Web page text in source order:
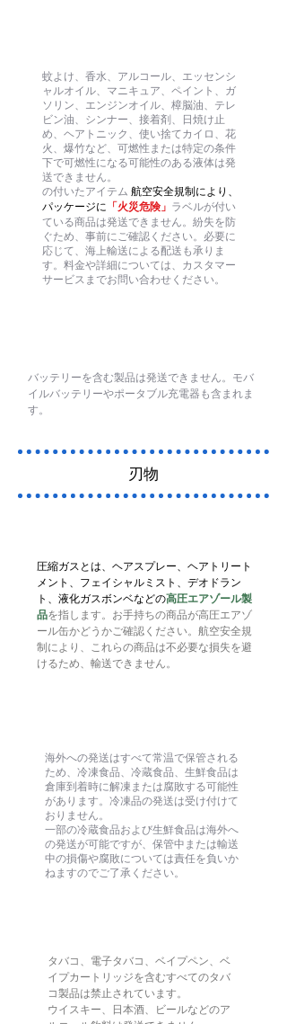
蚊よけ、香水、アルコール、エッセンシ
ャルオイル、マニキュア、ペイント、ガ
ソリン、エンジンオイル、樟脳油、テレ
ビン油、シンナー、接着剤、日焼け止
め、ヘアトニック、使い捨てカイロ、花
火、爆竹など、可燃性または特定の条件
下で可燃性になる可能性のある液体は発
送できません。
の付いたアイテム 航空安全規制により、
パッケージに 「火災危険」 ラベルが付い
ている商品は発送できません。紛失を防
ぐため、事前にご確認ください。必要に
応じて、海上輸送による配送も承りま
す。料金や詳細については、カスタマー
サービスまでお問い合わせください。
バッテリーを含む製品は発送できません。モバ
イルバッテリーやポータブル充電器も含まれま
す。
刃物
圧縮ガスとは、ヘアスプレー、ヘアトリート
メント、フェイシャルミスト、デオドラン
ト、液化ガスボンベなどの高圧エアゾール製
品を指します。お手持ちの商品が高圧エアゾ
ール缶かどうかご確認ください。航空安全規
制により、これらの商品は不必要な損失を避
けるため、輸送できません。
海外への発送はすべて常温で保管される
ため、冷凍食品、冷蔵食品、生鮮食品は
倉庫到着時に解凍または腐敗する可能性
があります。冷凍品の発送は受け付けて
おりません。
一部の冷蔵食品および生鮮食品は海外へ
の発送が可能ですが、保管中または輸送
中の損傷や腐敗については責任を負いか
ねますのでご了承ください。
タバコ、電子タバコ、ベイプペン、ベ
イプカートリッジを含むすべてのタバ
コ製品は禁止されています。
ウイスキー、日本酒、ビールなどのア